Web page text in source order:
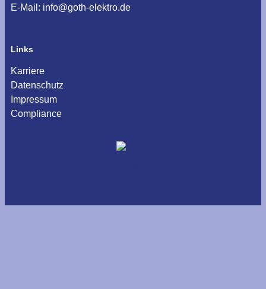
E-Mail: info@goth-elektro.de
Links
Karriere
Datenschutz
Impressum
Compliance